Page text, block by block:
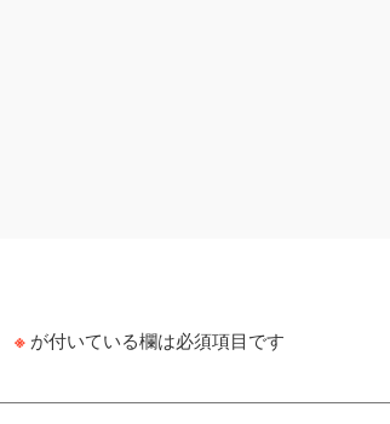
※ が付いている欄は必須項目です